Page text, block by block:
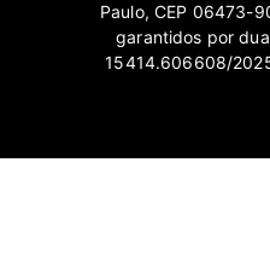
Paulo, CEP 06473-
garantidos por
15414.606608/